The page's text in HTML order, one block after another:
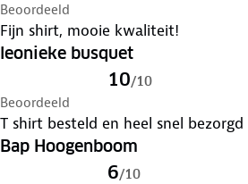
Beoordeeld
Fijn shirt, mooie kwaliteit!
leonieke busquet
10/10
Beoordeeld
T shirt besteld en heel snel
Bap Hoogenboom
6/10